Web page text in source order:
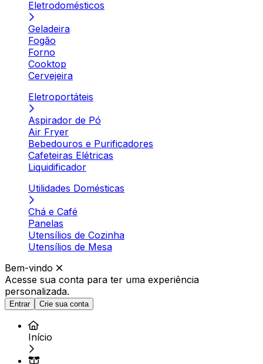
Eletrodomésticos
Geladeira
Fogão
Forno
Cooktop
Cervejeira
Eletroportáteis
Aspirador de Pó
Air Fryer
Bebedouros e Purificadores
Cafeteiras Elétricas
Liquidificador
Utilidades Domésticas
Chá e Café
Panelas
Utensílios de Cozinha
Utensílios de Mesa
Bem-vindo
Acesse sua conta para ter uma experiência
personalizada.
Entrar Crie sua conta
Início